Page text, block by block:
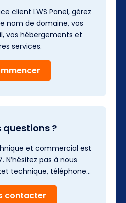
client LWS Panel, gérez
nom de domaine, vos
vos hébergements et
services.
questions ?
et commercial est
N’hésitez pas à nous
technique, téléphone…
contacter